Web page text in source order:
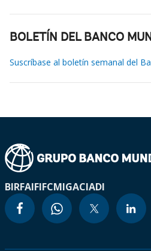
BOLETÍN DEL BANCO
Suscríbase al boletín semanal del
BIRFAIFIFCMIGACIADI